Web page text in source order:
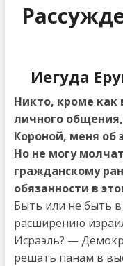
Иегуда
Никто, кроме как
личного
Короной, меня об
Но не могу
гражданскому
обязанности в
Быть или не быть
расширению
Исраэль? —
решать панам в